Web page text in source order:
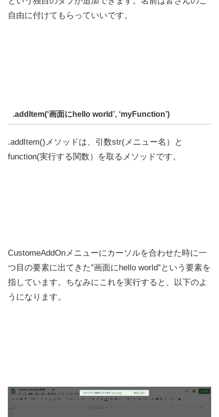
自由に付けてもらっていいです。
.addItem(‘画面にhello world’, ‘myFunction’)
.addItem()メソッドは、引数str(メニュー名）と
function(実行する関数）を取るメソッドです。
CustomeAddOnメニューにカーソルを合わせた時に一
つ目の要素に出てきた”画面にhello world”という要素を
指しています。ちなみにこれを実行すると、以下のよ
うになります。